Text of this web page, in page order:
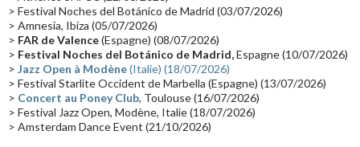
Synthé Roland(15) Belgique(15)
(14) Astronomie (14)
Tournée 2025(14) 2024(14) Chine(13)
> Festival Noches del Botánico de Madrid (03/07/2026)
> Amnesia, Ibiza (05/07/2026)
> FAR de Valence(Espagne) (08/07/2026)
> Festival Noches del Botánico de Madrid,Espagne (10/07/2026)
> Jazz Open à Modène(Italie) (18/07/2026)
> Festival Starlite Occident de Marbella (Espagne) (13/07/2026)
> Concert au Poney Club, Toulouse (16/07/2026)
> Festival Jazz Open, Modène, Italie (18/07/2026)
> Amsterdam Dance Event (21/10/2026)